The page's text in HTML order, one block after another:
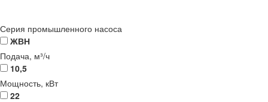
Серия промышленного насоса
ЖВН
Подача, м³/ч
10,5
Мощность, кВт
22